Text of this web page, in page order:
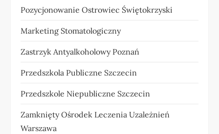
Pozycjonowanie Ostrowiec Świętokrzyski
Marketing Stomatologiczny
Zastrzyk Antyalkoholowy Poznań
Przedszkola Publiczne Szczecin
Przedszkole Niepubliczne Szczecin
Zamknięty Ośrodek Leczenia Uzależnień
Warszawa